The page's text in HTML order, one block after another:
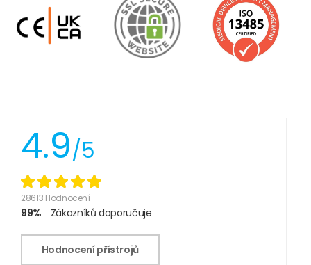
4.9/5
28613 Hodnocení
99% Zákazníků doporučuje
Hodnocení přístrojů